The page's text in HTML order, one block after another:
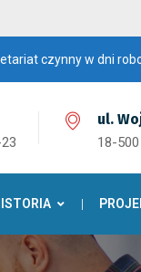
czynny w dni
ul.
18-